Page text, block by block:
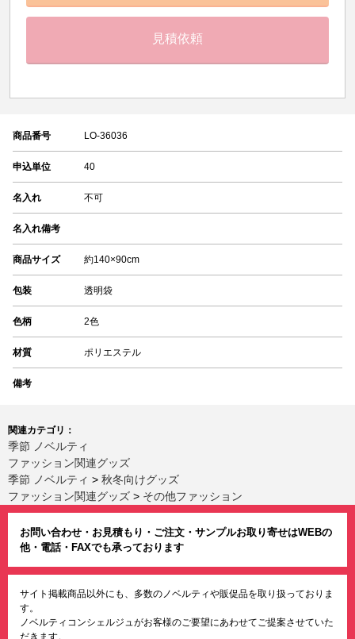
見積依頼
商品番号 LO-36036
申込単位 40
名入れ 不可
名入れ備考
商品サイズ 約140×90cm
包装 透明袋
色柄 2色
材質 ポリエステル
備考
関連カテゴリ：
季節 ノベルティ
ファッション関連グッズ
季節 ノベルティ > 秋冬向けグッズ
ファッション関連グッズ > その他ファッション
お問い合わせ・お見積もり・ご注文・サンプルお取り寄せはWEBの
他・電話・FAXでも承っております
サイト掲載商品以外にも、多数のノベルティや販促品を取り扱っておりま
す。
ノベルティコンシェルジュがお客様のご要望にあわせてご提案させていた
だきます。